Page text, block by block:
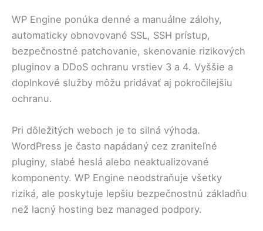
WP Engine ponúka denné a manuálne zálohy,
automaticky obnovované SSL, SSH prístup,
bezpečnostné patchovanie, skenovanie rizikových
pluginov a DDoS ochranu vrstiev 3 a 4. Vyššie a
doplnkové služby môžu pridávať aj pokročilejšiu
ochranu.
Pri dôležitých weboch je to silná výhoda.
WordPress je často napádaný cez zraniteľné
pluginy, slabé heslá alebo neaktualizované
komponenty. WP Engine neodstraňuje všetky
riziká, ale poskytuje lepšiu bezpečnostnú základňu
než lacný hosting bez managed podpory.